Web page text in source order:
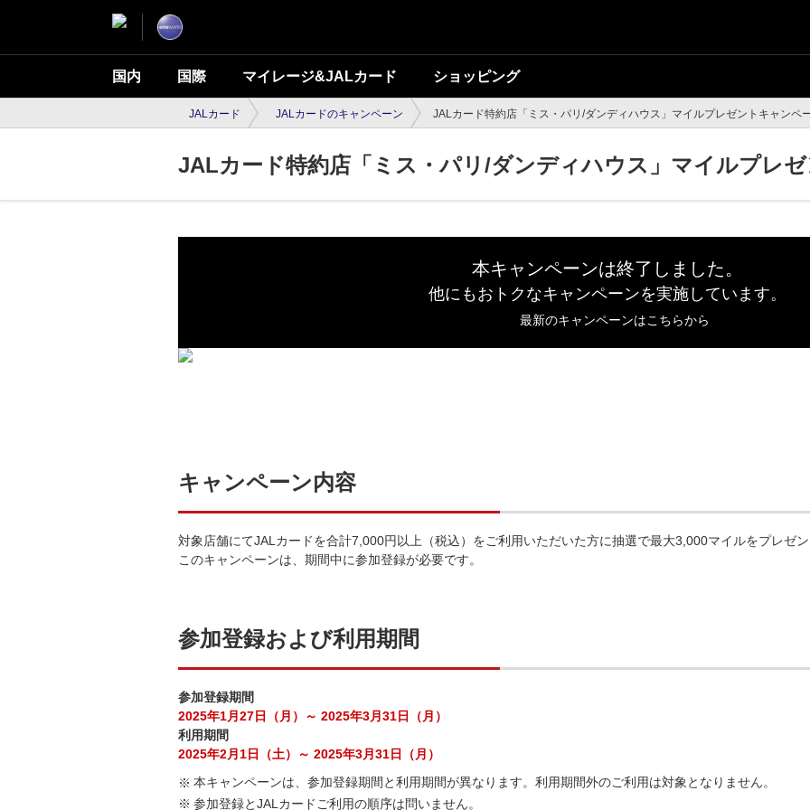
国内 国際 マイレージ&JALカード ショッピング
JALカード JALカードのキャンペーン JALカード特約店「ミス・パリ/ダンディハウス」マイルプレゼントキャンペ
JALカード特約店「ミス・パリ/ダンディハウス」マイルプレ
本キャンペーンは終了しました。
他にもおトクなキャンペーンを実施しています。
最新のキャンペーンはこちらから
キャンペーン内容
対象店舗にてJALカードを合計7,000円以上（税込）をご利用いただいた方に抽選で最大3,000マイルをプレゼ
このキャンペーンは、期間中に参加登録が必要です。
参加登録および利用期間
参加登録期間
2025年1月27日（月）～ 2025年3月31日（月）
利用期間
2025年2月1日（土）～ 2025年3月31日（月）
本キャンペーンは、参加登録期間と利用期間が異なります。利用期間外のご利用は対象となりません。
参加登録とJALカードご利用の順序は問いません。